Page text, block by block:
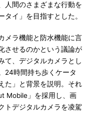
人間のさまざまな行動を
イ」を目指すとした。
メラ機能と防水機能に言
させるのかという議論が
て、デジタルカメラとし
24時間持ち歩くケータ
た」と背景を説明。それ
Mobile」を採用し、画
トデジタルカメラを凌駕